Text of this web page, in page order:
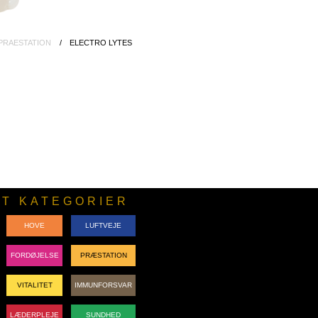
ELECTRO LYTES
KATEGORIER
HOVE LUFTVEJE
FORDØJELSE PRÆSTATION
VITALITET IMMUNFORSVAR
LÆDERPLEJE SUNDHED